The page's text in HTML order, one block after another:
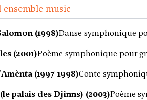
music
(1998)Danse symphonique
(2001)Poème symphonique pour
(1997-1998)Conte
palais des Djinns) (2003)Poème